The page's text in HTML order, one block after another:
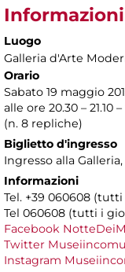
Informazioni
Luogo
Galleria d'Arte
Orario
Sabato 19 maggio
alle ore 20.30 – 21.10 –
(n. 8 repliche)
Biglietto d'ingresso
Ingresso alla
Informazioni
Tel. +39 060608
Tel 060608 (tutti i
Facebook
Twitter
Instagram